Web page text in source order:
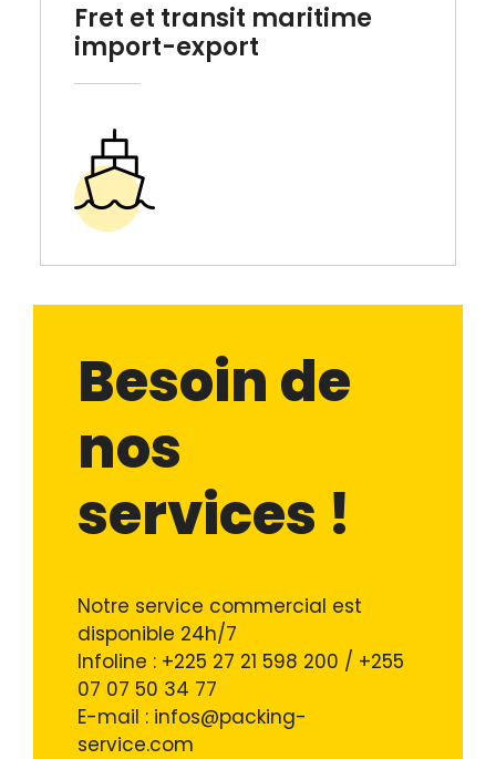
Fret et transit maritime
import-export
Besoin de
nos
services !
Notre service commercial est
disponible 24h/7
Infoline : +225 27 21 598 200 / +255
07 07 50 34 77
E-mail : infos@packing-
service.com